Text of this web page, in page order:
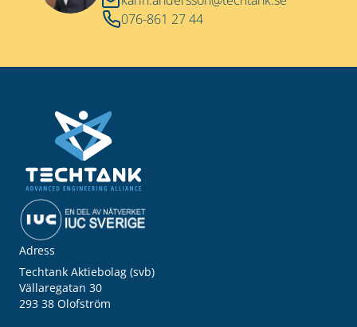
076-861 27 44
Adress
Techtank Aktiebolag (svb)
Vällaregatan 30
293 38 Olofström